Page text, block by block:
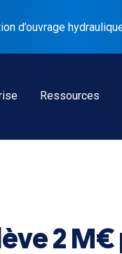
d’ouvrage
Ressources
2